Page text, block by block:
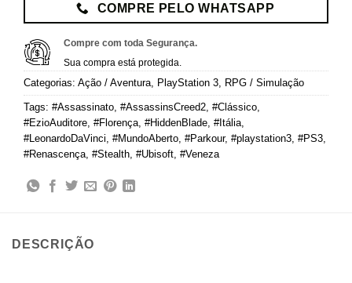
COMPRE PELO WHATSAPP
Compre com toda Segurança.
Sua compra está protegida.
Categorias: Ação / Aventura PlayStation 3 RPG / Simulação
Tags: #Assassinato #AssassinsCreed2 #Clássico
#EzioAuditore #Florença #HiddenBlade #Itália
#LeonardoDaVinci #MundoAberto #Parkour, #playstation3 #PS3
#Renascença #Stealth #Ubisoft #Veneza
DESCRIÇÃO